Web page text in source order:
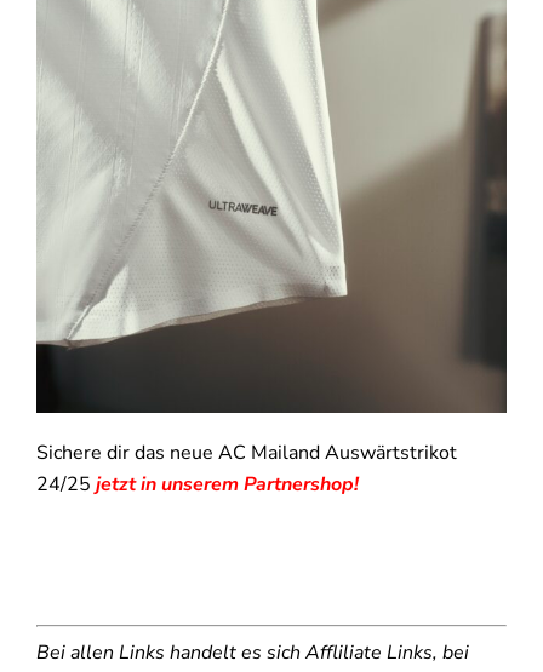
Sichere dir das neue AC Mailand Auswärtstrikot
24/25 jetzt in unserem Partnershop!
Bei allen Links handelt es sich Affliliate Links, bei